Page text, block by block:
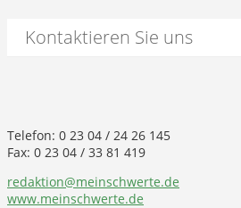
Kontaktieren Sie uns
Telefon: 0 23 04 / 24 26 145
Fax: 0 23 04 / 33 81 419
redaktion@meinschwerte.de
www.meinschwerte.de